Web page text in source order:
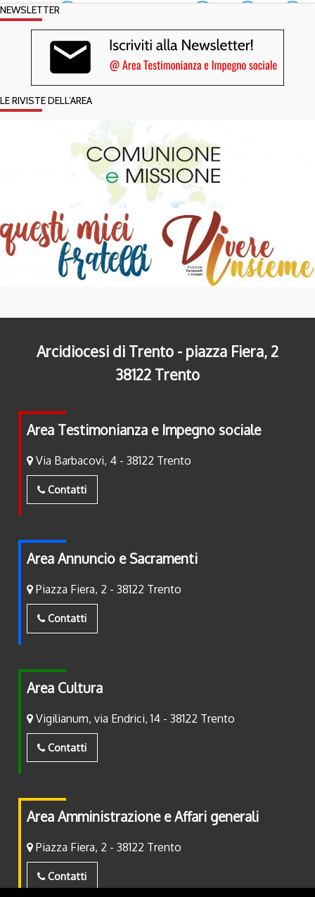
31
NEWSLETTER
LE RIVISTE DELL’AREA
Arcidiocesi di Trento - piazza Fiera, 2
38122 Trento
Area Testimonianza e Impegno sociale
Via Barbacovi, 4 - 38122 Trento
Contatti
Area Annuncio e Sacramenti
Piazza Fiera, 2 - 38122 Trento
Contatti
Area Cultura
Vigilianum, via Endrici, 14 - 38122 Trento
Contatti
Area Amministrazione e Affari generali
Piazza Fiera, 2 - 38122 Trento
Contatti